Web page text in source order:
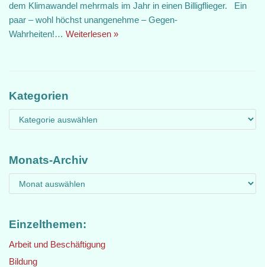
dem Klimawandel mehrmals im Jahr in einen Billigflieger. Ein
paar – wohl höchst unangenehme – Gegen-
Wahrheiten!… Weiterlesen »
Kategorien
Monats-Archiv
Einzelthemen:
Arbeit und Beschäftigung
Bildung